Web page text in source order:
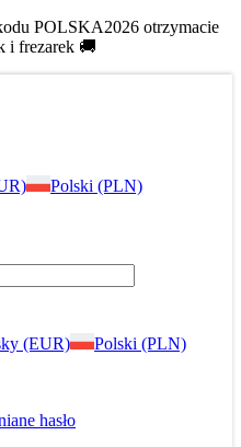
POLSKA2026 otrzymacie
i frezarek 🚚
Polski (PLN)
(EUR) Polski (PLN)
hasło